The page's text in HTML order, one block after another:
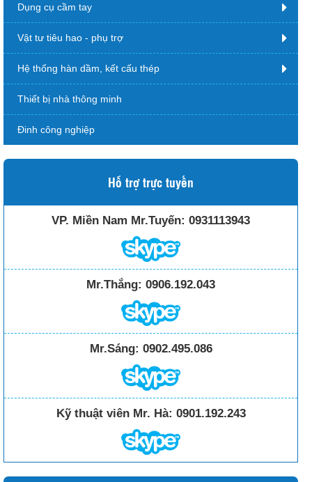
Dụng cụ cầm tay
Vật tư tiêu hao - phụ trợ
Hệ thống hàn dầm, kết cấu thép
Thiết bị nhà thông minh
Đinh công nghiệp
Hỗ trợ trực tuyến
VP. Miền Nam Mr.Tuyến: 0931113943
Mr.Thắng: 0906.192.043
Mr.Sáng: 0902.495.086
Kỹ thuật viên Mr. Hà: 0901.192.243